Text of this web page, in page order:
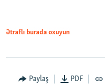
Auto 240p
Ətraflı burada oxuyun
Paylaş PDF